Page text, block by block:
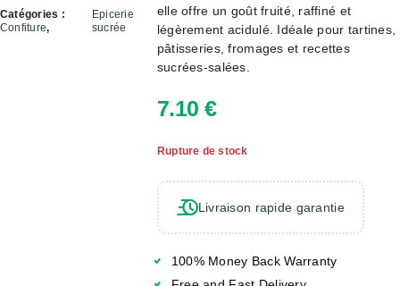
Catégories :
Confiture,
Epicerie
sucrée
elle offre un goût fruité, raffiné et
légèrement acidulé. Idéale pour tartines,
pâtisseries, fromages et recettes
sucrées-salées.
7.10€
Rupture de stock
Livraison rapide garantie
100% Money Back Warranty